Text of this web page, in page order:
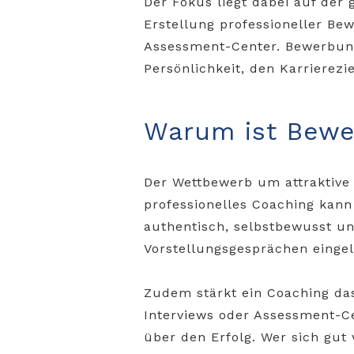
Erstellung professioneller
Assessment-Center.
Persönlichkeit, den
Warum ist
Der Wettbewerb um
professionelles Coaching
authentisch, selbstbewusst
Vorstellungsgesprächen
Zudem stärkt ein Coaching
Interviews oder Assessment-
über den Erfolg. Wer sich